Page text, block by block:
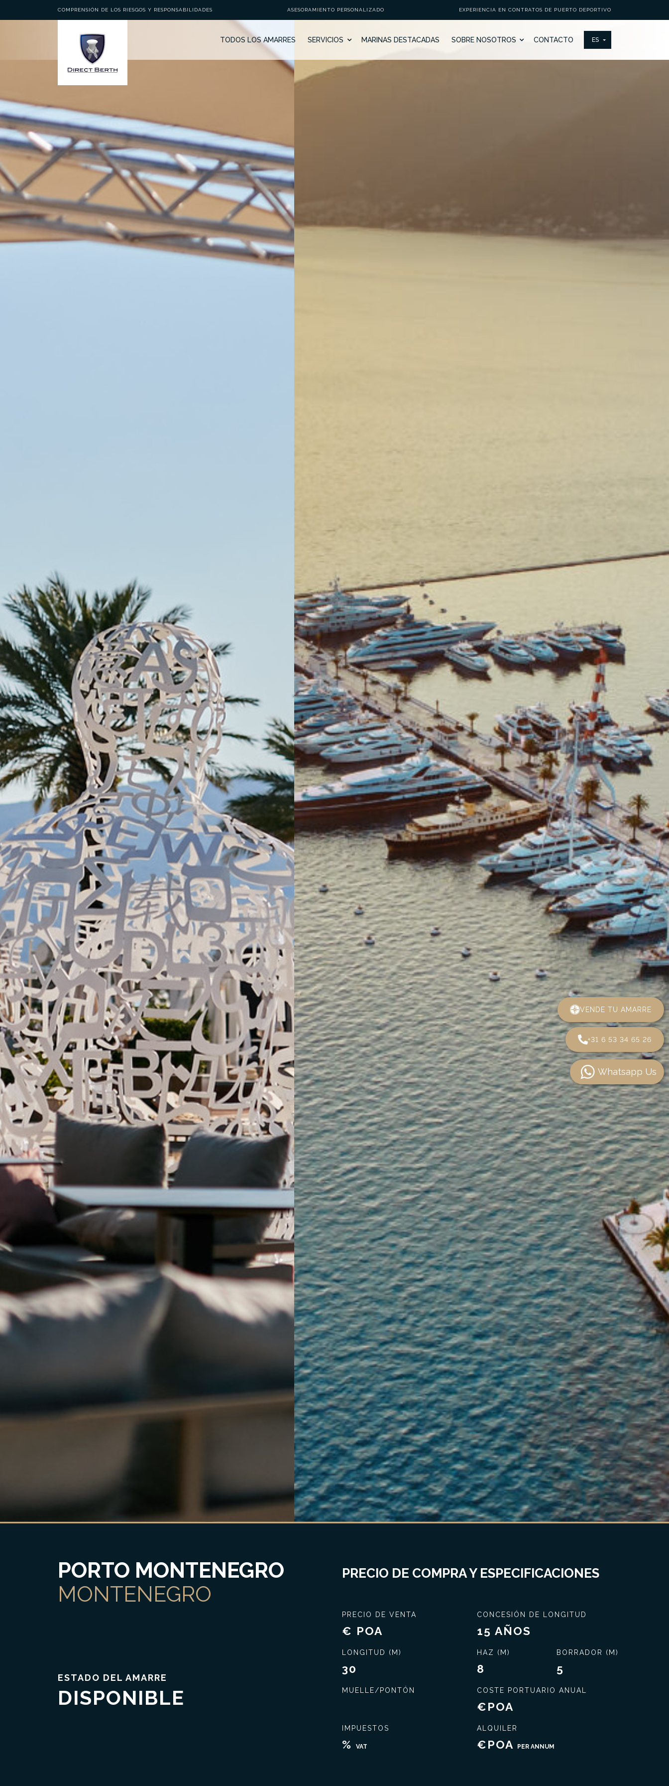
COMPRENSIÓN DE LOS RIESGOS Y RESPONSABILIDADES ASESORAMIENTO PERSONALIZADO EXPERIENCIA EN CONTRATOS DE PUERTO DEPORTIVO
TODOS LOS AMARRES SERVICIOS MARINAS DESTACADAS SOBRE NOSOTROS CONTACTO
PORTO MONTENEGRO
MONTENEGRO
ESTADO DEL AMARRE
DISPONIBLE
PRECIO DE COMPRA Y ESPECIFICACIONES
PRECIO DE VENTA
€ POA
LONGITUD (M)
30
MUELLE/PONTÓN
IMPUESTOS
% VAT
CONCESIÓN DE LONGITUD
15 AÑOS
HAZ (M)
8
BORRADOR (M)
5
COSTE PORTUARIO ANUAL
€POA
ALQUILER
€POA PER ANNUM
+31 6 53 34 65 26
VENDE TU AMARRE
Whatsapp Us